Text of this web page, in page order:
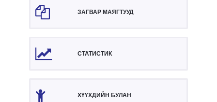
ЗАГВАР МАЯГТУУД
СТАТИСТИК
ХҮҮХДИЙН БУЛАН